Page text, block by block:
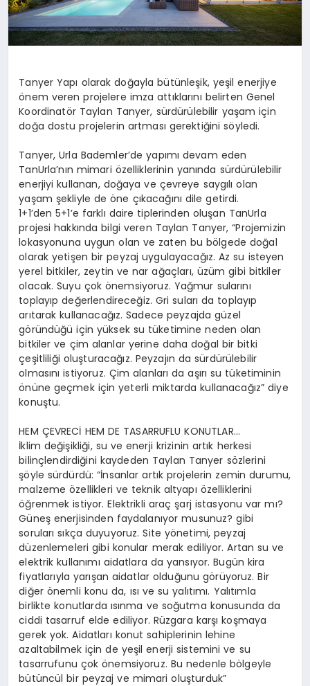
Tanyer Yapı olarak doğayla bütünleşik, yeşil enerjiye
önem veren projelere imza attıklarını belirten Genel
Koordinatör Taylan Tanyer, sürdürülebilir yaşam için
doğa dostu projelerin artması gerektiğini söyledi.
Tanyer, Urla Bademler’de yapımı devam eden
TanUrla’nın mimari özelliklerinin yanında sürdürülebilir
enerjiyi kullanan, doğaya ve çevreye saygılı olan
yaşam şekliyle de öne çıkacağını dile getirdi.
1+1’den 5+1’e farklı daire tiplerinden oluşan TanUrla
projesi hakkında bilgi veren Taylan Tanyer, “Projemizin
lokasyonuna uygun olan ve zaten bu bölgede doğal
olarak yetişen bir peyzaj uygulayacağız. Az su isteyen
yerel bitkiler, zeytin ve nar ağaçları, üzüm gibi bitkiler
olacak. Suyu çok önemsiyoruz. Yağmur sularını
toplayıp değerlendireceğiz. Gri suları da toplayıp
arıtarak kullanacağız. Sadece peyzajda güzel
göründüğü için yüksek su tüketimine neden olan
bitkiler ve çim alanlar yerine daha doğal bir bitki
çeşitliliği oluşturacağız. Peyzajın da sürdürülebilir
olmasını istiyoruz. Çim alanları da aşırı su tüketiminin
önüne geçmek için yeterli miktarda kullanacağız” diye
konuştu.
HEM ÇEVRECİ HEM DE TASARRUFLU KONUTLAR…
İklim değişikliği, su ve enerji krizinin artık herkesi
bilinçlendirdiğini kaydeden Taylan Tanyer sözlerini
şöyle sürdürdü: “İnsanlar artık projelerin zemin durumu,
malzeme özellikleri ve teknik altyapı özelliklerini
öğrenmek istiyor. Elektrikli araç şarj istasyonu var mı?
Güneş enerjisinden faydalanıyor musunuz? gibi
soruları sıkça duyuyoruz. Site yönetimi, peyzaj
düzenlemeleri gibi konular merak ediliyor. Artan su ve
elektrik kullanımı aidatlara da yansıyor. Bugün kira
fiyatlarıyla yarışan aidatlar olduğunu görüyoruz. Bir
diğer önemli konu da, ısı ve su yalıtımı. Yalıtımla
birlikte konutlarda ısınma ve soğutma konusunda da
ciddi tasarruf elde ediliyor. Rüzgara karşı koşmaya
gerek yok. Aidatları konut sahiplerinin lehine
azaltabilmek için de yeşil enerji sistemini ve su
tasarrufunu çok önemsiyoruz. Bu nedenle bölgeyle
bütüncül bir peyzaj ve mimari oluşturduk”